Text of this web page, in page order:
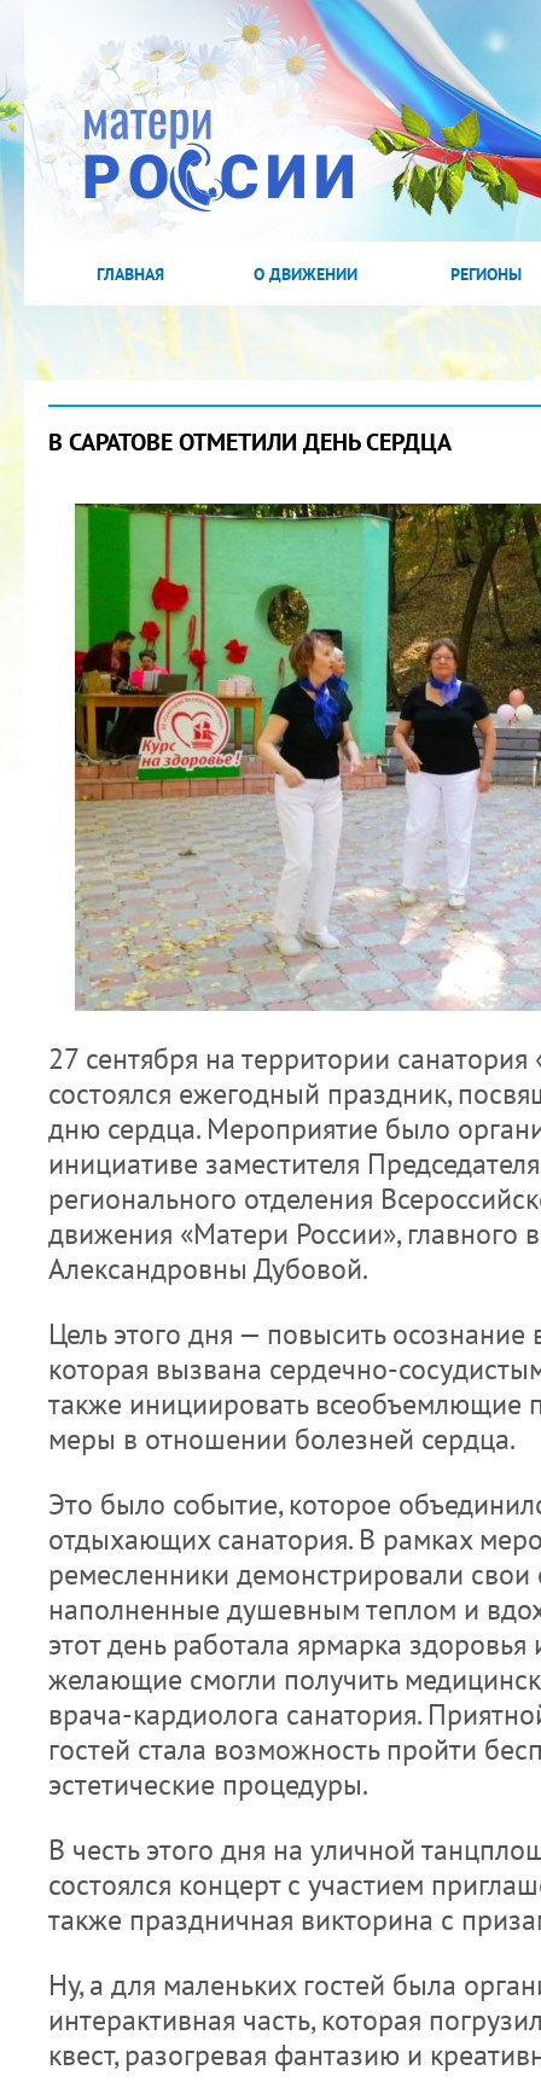
ГЛАВНАЯ О ДВИЖЕНИИ РЕГИОНЫ
В САРАТОВЕ ОТМЕТИЛИ ДЕНЬ СЕРДЦА
27 сентября на территории
состоялся ежегодный праздник,
дню сердца. Мероприятие было
инициативе заместителя
регионального отделения
движения «Матери России», главного
Александровны Дубовой.
Цель этого дня — повысить осознание
которая вызвана сердечно-
также инициировать всеобъемлющие
меры в отношении болезней сердца.
Это было событие, которое
отдыхающих санатория. В рамках
ремесленники демонстрировали свои
наполненные душевным теплом и
этот день работала ярмарка здоровья
желающие смогли получить
врача-кардиолога санатория.
гостей стала возможность пройти
эстетические процедуры.
В честь этого дня на уличной
состоялся концерт с участием
также праздничная викторина с
Ну, а для маленьких гостей была
интерактивная часть, которая
квест, разогревая фантазию и
КУБОК ДРУЖБЫ
02.09.2019